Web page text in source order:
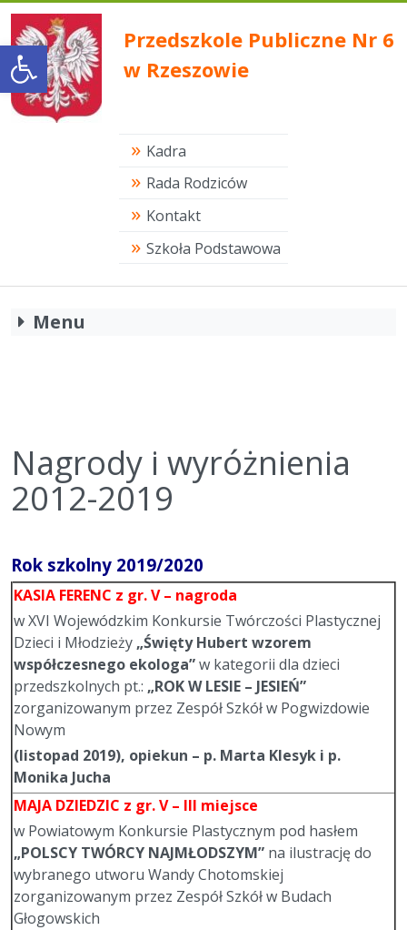
Open toolbarPrzedszkole Publiczne Nr 6
w Rzeszowie
Kadra
Rada Rodziców
Kontakt
Szkoła Podstawowa
Menu
Nagrody i wyróżnienia
2012-2019
Rok szkolny 2019/2020
KASIA FERENC z gr. V – nagroda
w XVI Wojewódzkim Konkursie Twórczości Plastycznej
Dzieci i Młodzieży „Święty Hubert wzorem
współczesnego ekologa”w kategorii dla dzieci
przedszkolnych pt.: „ROK W LESIE – JESIEŃ”
zorganizowanym przez Zespół Szkół w Pogwizdowie
Nowym
(listopad 2019), opiekun – p. Marta Klesyk i p.
Monika Jucha
MAJA DZIEDZIC z gr. V – III miejsce
w Powiatowym Konkursie Plastycznym pod hasłem
„POLSCY TWÓRCY NAJMŁODSZYM” na ilustrację do
wybranego utworu Wandy Chotomskiej
zorganizowanym przez Zespół Szkół w Budach
Głogowskich